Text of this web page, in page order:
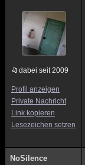
dabei seit 2009
Profil anzeigen
Private Nachricht
Link kopieren
Lesezeichen setzen
NoSilence